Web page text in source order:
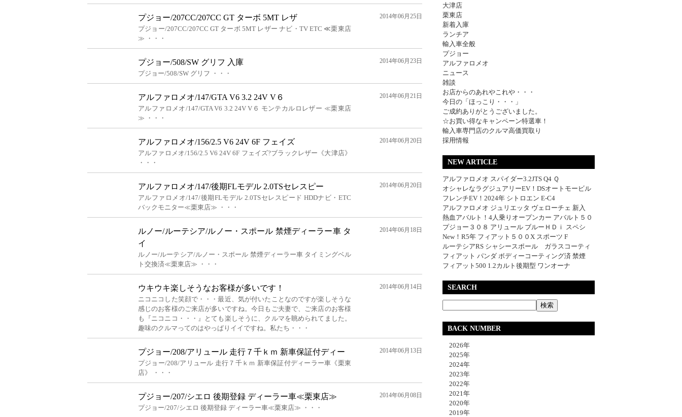
プジョー/207CC/207CC GT ターボ 5MT レザ
プジョー/207CC/207CC GT ターボ 5MT レザー ナビ・TV ETC ≪栗東店
≫ ・・・
2014年06月25日
プジョー/508/SW グリフ 入庫
プジョー/508/SW グリフ ・・・
2014年06月23日
アルファロメオ/147/GTA V6 3.2 24V V６
アルファロメオ/147/GTA V6 3.2 24V V６ モンテカルロレザー ≪栗東店
≫ ・・・
2014年06月21日
アルファロメオ/156/2.5 V6 24V 6F フェイズ
アルファロメオ/156/2.5 V6 24V 6F フェイズ?ブラックレザー《大津店》
・・・
2014年06月20日
アルファロメオ/147/後期FLモデル 2.0TSセレスピー
アルファロメオ/147/後期FLモデル 2.0TSセレスピード HDDナビ・ETC
バックモニター≪栗東店≫ ・・・
2014年06月20日
ルノー/ルーテシア/ルノー・スポール 禁煙ディーラー車 タ
イ
ルノー/ルーテシア/ルノー・スポール 禁煙ディーラー車 タイミングベル
ト交換済≪栗東店≫ ・・・
2014年06月18日
ウキウキ楽しそうなお客様が多いです！
ニコニコした笑顔で・・・最近、気が付いたことなのですが楽しそうな
感じのお客様のご来店が多いですね。今日もご夫妻で、ご来店のお客様
も『ニコニコ・・・』とても楽しそうに、クルマを眺められてました。
趣味のクルマってのはやっぱりイイですね。私たち・・・
2014年06月14日
プジョー/208/アリュール 走行７千ｋｍ 新車保証付ディー
プジョー/208/アリュール 走行７千ｋｍ 新車保証付ディーラー車《栗東
店》 ・・・
2014年06月13日
プジョー/207/シエロ 後期登録 ディーラー車≪栗東店≫
プジョー/207/シエロ 後期登録 ディーラー車≪栗東店≫ ・・・
2014年06月08日
大津店
栗東店
新着入庫
ランチア
輸入車全般
プジョー
アルファロメオ
ニュース
雑談
お店からのあれやこれや・・・
今日の「ほっこり・・・」
ご成約ありがとうございました。
☆お買い得なキャンペーン特選車！
輸入車専門店のクルマ高価買取り
採用情報
NEW ARTICLE
アルファロメオ スパイダー3.2JTS Q4 Ｑ
オシャレなラグジュアリーEV！DSオートモービル
フレンチEV！2024年 シトロエン E-C4
アルファロメオ ジュリエッタ ヴェローチェ 新入
熱血アバルト！4人乗りオープンカー アバルト５０
プジョー３０８ アリュール ブルーＨＤｉ スペシ
New！R5年 フィアット５００X スポーツ F
ルーテシアRS シャシースポール ガラスコーティ
フィアット パンダ ボディーコーティング済 禁煙
フィアット500 1.2カルト後期型 ワンオーナ
SEARCH
BACK NUMBER
2026年
2025年
2024年
2023年
2022年
2021年
2020年
2019年